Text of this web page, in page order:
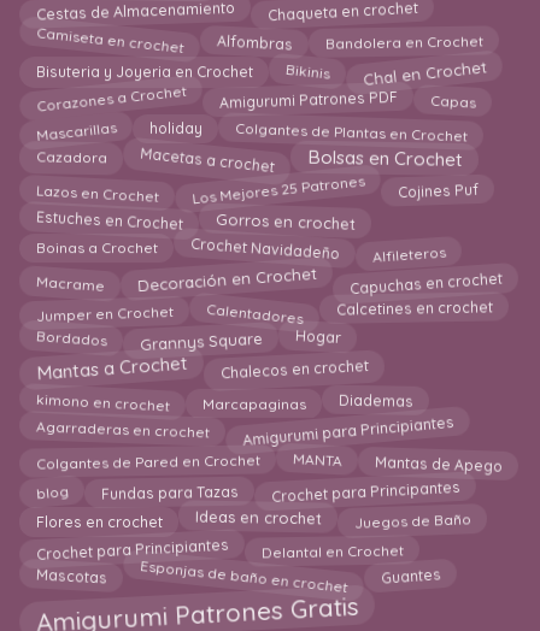
Cestas de Almacenamiento Chaqueta en crochet
Camiseta en crochet Alfombras Bandolera en Crochet
Bisuteria y Joyeria en Crochet Bikinis Chal en Crochet
Corazones a Crochet Amigurumi Patrones PDF Capas
Mascarillas holiday Colgantes de Plantas en Crochet
Cazadora Macetas a crochet Bolsas en Crochet
Lazos en Crochet Los Mejores 25 Patrones Cojines Puf
Estuches en Crochet Gorros en crochet
Boinas a Crochet Crochet Navidadeño Alfileteros
Macrame Decoración en Crochet Capuchas en crochet
Jumper en Crochet Calentadores Calcetines en crochet
Bordados Grannys Square Hogar
Mantas a Crochet Chalecos en crochet
kimono en crochet Marcapaginas Diademas
Agarraderas en crochet Amigurumi para Principiantes
Colgantes de Pared en Crochet MANTA Mantas de Apego
blog Fundas para Tazas Crochet para Principantes
Flores en crochet Ideas en crochet Juegos de Baño
Crochet para Principiantes Delantal en Crochet
Mascotas Esponjas de baño en crochet Guantes
Amigurumi Patrones Gratis